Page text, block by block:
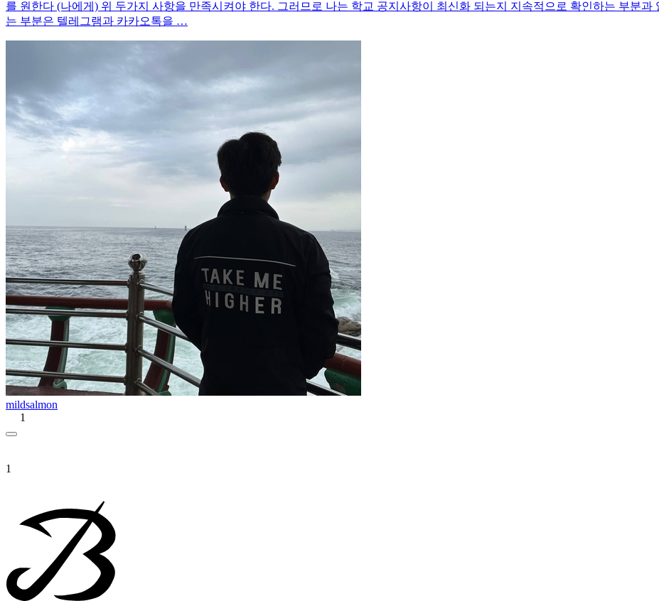
를 원한다 (나에게) 위 두가지 사항을 만족시켜야 한다. 그러므로 나는 학교 공지사항이 최신화 되는지 지속적으로 확인하는 부분
는 부분은 텔레그램과 카카오톡을 …
mildsalmon
1
1